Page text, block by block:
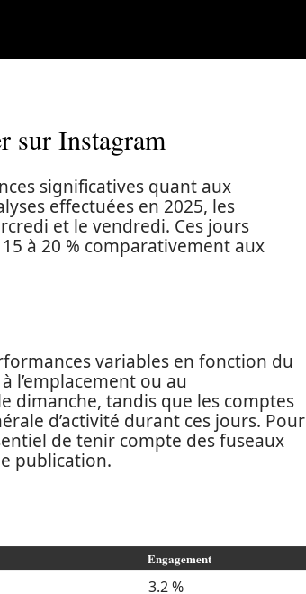
sur Instagram
significatives quant aux
effectuées en 2025, les
et le vendredi. Ces jours
à 20 % comparativement aux
variables en fonction du
l’emplacement ou au
dimanche, tandis que les comptes
d’activité durant ces jours. Pour
de tenir compte des fuseaux
publication.
Engagement
3.2 %